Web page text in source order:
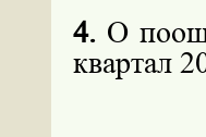
4. О
квартал